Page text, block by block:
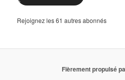
Rejoignez les 61 autres abonnés
Fièrement propulsé